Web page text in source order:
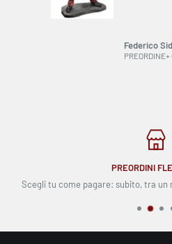
Federico
PREORDINI
Scegli tu come pagare: subito, tra un